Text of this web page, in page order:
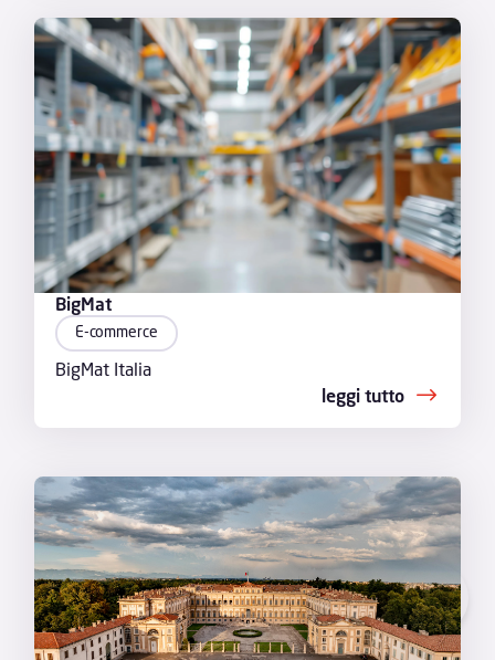
BigMat
E-commerce
BigMat Italia
leggi tutto